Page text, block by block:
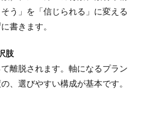
う」を「信じられる」に変える
書きます。
肢
離脱されます。軸になるプラン
、選びやすい構成が基本です。